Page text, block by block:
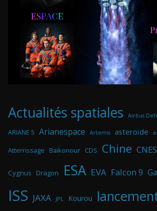
Actualités spatiales Airbus
ARIANE 5 Arianespace Artemis asteroïde
Atterrissage Baikonour CDS Chine CNES
Cygnus Dragon ESA EVA Falcon 9
ISS JAXA JPL Kourou